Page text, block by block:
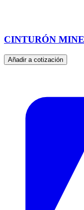
CINTURÓN
Añadir a cotización